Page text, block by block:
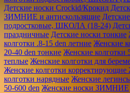
Детские носки Crockid/Крокид
ЗИМНИЕ и антискользящие
подростковые, ШКОЛА (18-24)
праздничные Детские носки тонкие
колготки .8-15 den летние Женские
20-40 den тонкие Женские колготки
теплые Женские колготки для
Женские колготки корректирующие
колготки нарядные Женские
50-600 den Женские носки ЗИМНИЕ